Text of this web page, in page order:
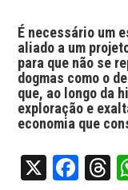
É necessário um
aliado a um
para que não se
dogmas como o
que, ao longo da
exploração e
economia que
X